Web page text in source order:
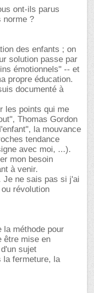
ont-ils parus
norme ?
des enfants ; on
solution passe par
émotionnels" -- et
propre éducation.
documenté à
les points qui me
Thomas Gordon
la mouvance
tendance
avec moi, ...).
mon besoin
à venir.
Je ne sais pas si j'ai
révolution
la méthode pour
être mise en
sujet
la fermeture, la